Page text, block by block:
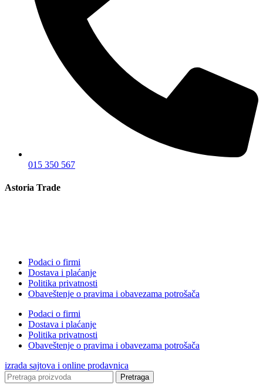
015 350 567
Astoria Trade
Podaci o firmi
Dostava i plaćanje
Politika privatnosti
Obaveštenje o pravima i obavezama potrošača
Podaci o firmi
Dostava i plaćanje
Politika privatnosti
Obaveštenje o pravima i obavezama potrošača
izrada sajtova i online prodavnica
Pretraga